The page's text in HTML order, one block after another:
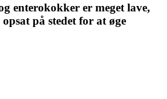
enterokokker er meget lave,
på stedet for at øge